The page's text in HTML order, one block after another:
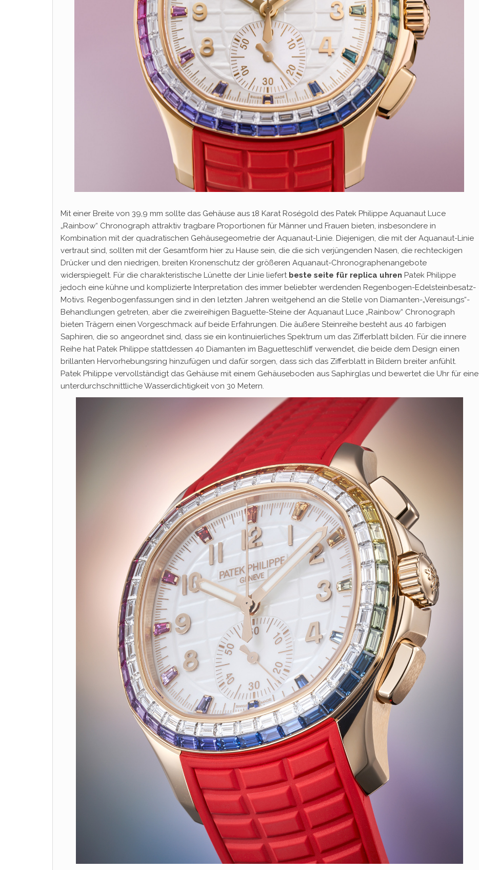
Mit einer Breite von 39,9 mm sollte das Gehäuse aus 18 Karat Roségold des Patek Philippe Aquanaut Luce
„Rainbow“ Chronograph attraktiv tragbare Proportionen für Männer und Frauen bieten, insbesondere in
Kombination mit der quadratischen Gehäusegeometrie der Aquanaut-Linie. Diejenigen, die mit der Aquanaut-Linie
vertraut sind, sollten mit der Gesamtform hier zu Hause sein, die die sich verjüngenden Nasen, die rechteckigen
Drücker und den niedrigen, breiten Kronenschutz der größeren Aquanaut-Chronographenangebote
widerspiegelt. Für die charakteristische Lünette der Linie liefert beste seite für replica uhren Patek Philippe
jedoch eine kühne und komplizierte Interpretation des immer beliebter werdenden Regenbogen-Edelsteinbesatz-
Motivs. Regenbogenfassungen sind in den letzten Jahren weitgehend an die Stelle von Diamanten-„Vereisungs“-
Behandlungen getreten, aber die zweireihigen Baguette-Steine ​​der Aquanaut Luce „Rainbow“ Chronograph
bieten Trägern einen Vorgeschmack auf beide Erfahrungen. Die äußere Steinreihe besteht aus 40 farbigen
Saphiren, die so angeordnet sind, dass sie ein kontinuierliches Spektrum um das Zifferblatt bilden. Für die innere
Reihe hat Patek Philippe stattdessen 40 Diamanten im Baguetteschliff verwendet, die beide dem Design einen
brillanten Hervorhebungsring hinzufügen und dafür sorgen, dass sich das Zifferblatt in Bildern breiter anfühlt.
Patek Philippe vervollständigt das Gehäuse mit einem Gehäuseboden aus Saphirglas und bewertet die Uhr für eine
unterdurchschnittliche Wasserdichtigkeit von 30 Metern.